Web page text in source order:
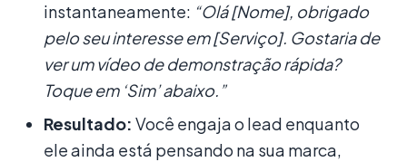
instantaneamente: “Olá [Nome], obrigado
pelo seu interesse em [Serviço]. Gostaria de
ver um vídeo de demonstração rápida?
Toque em ‘Sim’ abaixo.”
Resultado: Você engaja o lead enquanto
ele ainda está pensando na sua marca,